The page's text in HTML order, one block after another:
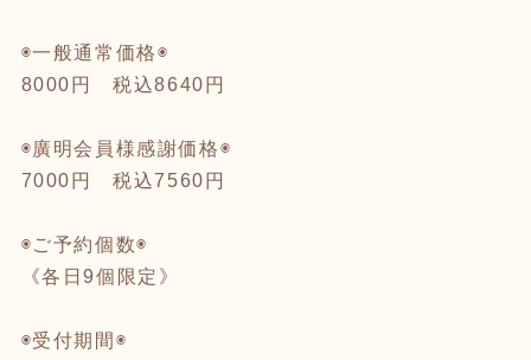
◉一般通常価格◉
8000円 税込8640円
◉廣明会員様感謝価格◉
7000円 税込7560円
◉ご予約個数◉
《各日9個限定》
◉受付期間◉